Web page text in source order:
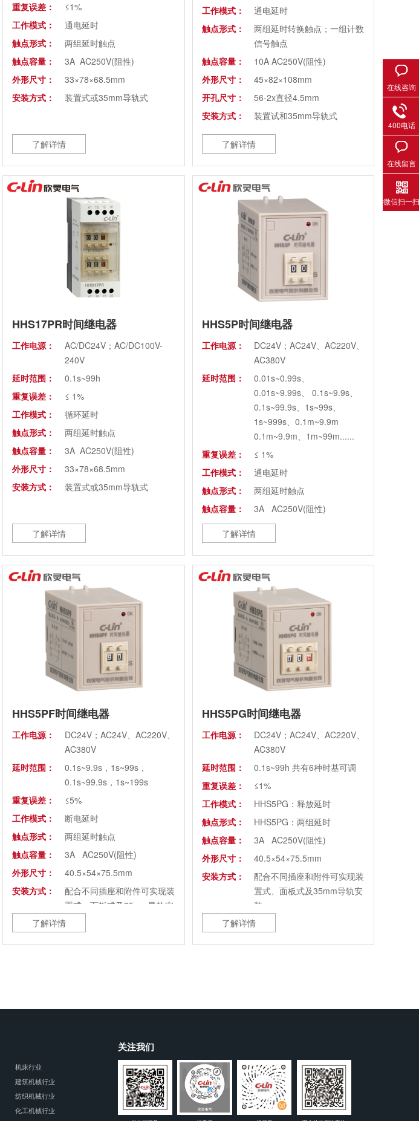
重复误差：
≤1%
工作模式：
通电延时
触点形式：
两组延时触点
触点容量：
3A AC250V(阻性)
外形尺寸：
33×78×68.5mm
安装方式：
装置式或35mm导轨式
了解详情
工作模式：
通电延时
触点形式：
两组延时转换触点；一组计数
信号触点
触点容量：
10A AC250V(阻性)
外形尺寸：
45×82×108mm
开孔尺寸：
56-2x直径4.5mm
安装方式：
装置试和35mm导轨式
注：
适用于交流接触器配合使用
了解详情
HHS17PR时间继电器
工作电源：
AC/DC24V；AC/DC100V-
240V
延时范围：
0.1s~99h
重复误差：
≤ 1%
工作模式：
循环延时
触点形式：
两组延时触点
触点容量：
3A AC250V(阻性)
外形尺寸：
33×78×68.5mm
安装方式：
装置式或35mm导轨式
了解详情
HHS5P时间继电器
工作电源：
DC24V；AC24V、AC220V、
AC380V
延时范围：
0.01s~0.99s、
0.01s~9.99s、 0.1s~9.9s、
0.1s~99.9s、1s~99s、
1s~999s、0.1m~9.9m
0.1m~9.9m、1m~99m......
重复误差：
≤ 1%
工作模式：
通电延时
触点形式：
两组延时触点
触点容量：
3A AC250V(阻性)
外形尺寸：
40.5×54×75.5mm
安装方式：
配合不同插座和附件可实现装
置式、面板式及35mm导轨安
装
了解详情
HHS5PF时间继电器
工作电源：
DC24V；AC24V、AC220V、
AC380V
延时范围：
0.1s~9.9s，1s~99s，
0.1s~99.9s，1s~199s
重复误差：
≤5%
工作模式：
断电延时
触点形式：
两组延时触点
触点容量：
3A AC250V(阻性)
外形尺寸：
40.5×54×75.5mm
安装方式：
配合不同插座和附件可实现装
置式、面板式及35mm导轨安
装
了解详情
HHS5PG时间继电器
工作电源：
DC24V；AC24V、AC220V、
AC380V
延时范围：
0.1s~99h 共有6种时基可调
重复误差：
≤1%
工作模式：
HHS5PG：释放延时
触点形式：
HHS5PG：两组延时
触点容量：
3A AC250V(阻性)
外形尺寸：
40.5×54×75.5mm
安装方式：
配合不同插座和附件可实现装
置式、面板式及35mm导轨安
装
了解详情
机床行业
建筑机械行业
纺织机械行业
化工机械行业
关注我们
在线咨询
400电话
在线留言
微信扫一扫